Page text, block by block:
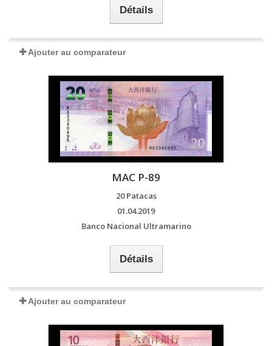
Détails
Ajouter au comparateur
MAC P-89
20 Patacas
01.04.2019
Banco Nacional Ultramarino
Détails
Ajouter au comparateur